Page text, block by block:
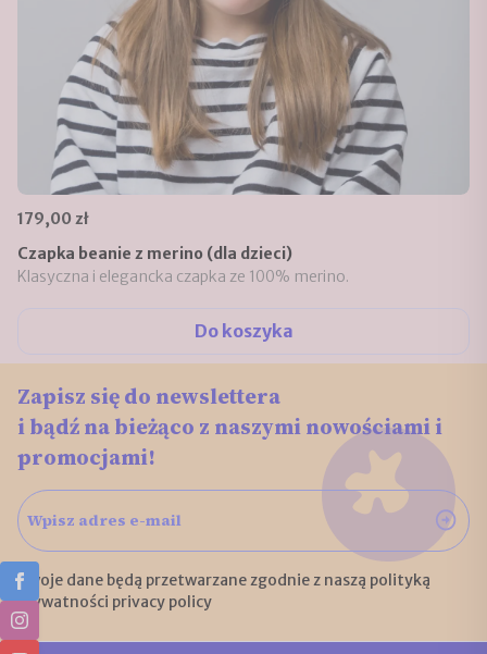
179,00 zł
Czapka beanie z merino (dla dzieci)
Klasyczna i elegancka czapka ze 100% merino.
Do koszyka
Zapisz się do newslettera
i bądź na bieżąco z naszymi nowościami i
promocjami!
Twoje dane będą przetwarzane zgodnie z naszą polityką
prywatności privacy policy